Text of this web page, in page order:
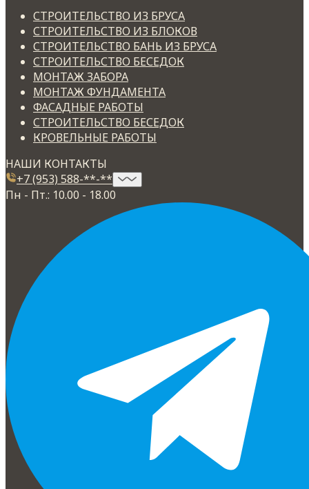
СТРОИТЕЛЬСТВО ИЗ БРУСА
СТРОИТЕЛЬСТВО ИЗ БЛОКОВ
СТРОИТЕЛЬСТВО БАНЬ ИЗ БРУСА
СТРОИТЕЛЬСТВО БЕСЕДОК
МОНТАЖ ЗАБОРА
МОНТАЖ ФУНДАМЕНТА
ФАСАДНЫЕ РАБОТЫ
СТРОИТЕЛЬСТВО БЕСЕДОК
КРОВЕЛЬНЫЕ РАБОТЫ
НАШИ КОНТАКТЫ
+7 (953) 588-**-**
Пн - Пт.: 10.00 - 18.00